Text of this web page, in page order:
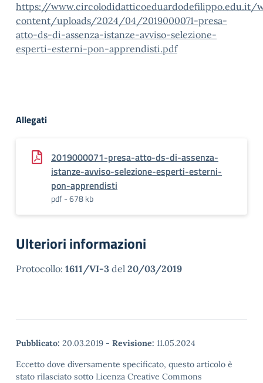
https://www.circolodidatticoeduardodefilippo.edu.it/
content/uploads/2024/04/2019000071-presa-
atto-ds-di-assenza-istanze-avviso-selezione-
esperti-esterni-pon-apprendisti.pdf
Allegati
2019000071-presa-atto-ds-di-assenza-
istanze-avviso-selezione-esperti-esterni-
pon-apprendisti
pdf - 678 kb
Ulteriori informazioni
Protocollo: 1611/VI-3 del 20/03/2019
Pubblicato: 20.03.2019 - Revisione: 11.05.2024
Eccetto dove diversamente specificato, questo articolo è
stato rilasciato sotto Licenza Creative Commons